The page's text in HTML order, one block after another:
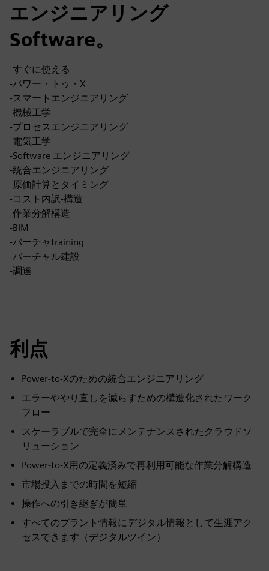
エンジニアリング
Software。
-すぐに使える
-パワー・トゥ・X
-スマートエンジニアリング
-機械工学
-プロセスエンジニアリング
-電気工学
-Software エンジニアリング
-統合エンジニアリング
-原価計算とタイミング
-コスト内訳-構造
-作業分解構造
-BIM
-バーチャtraining
-バーチャル建設
-調達
利点
Power-to-Xのための統合エンジニアリング
エラーややり直しを減らすための構造化されたワーク
フロー
スケーラブルで完全にメンテナンスされたクラウドソ
リューション
Power-to-X用の定義済みで再利用可能な作業分解構造
市場投入までの時間を短縮
操作への引き継ぎが簡単
すべてのプラント情報にデジタル情報として生涯アク
セスできます（デジタルツイン）